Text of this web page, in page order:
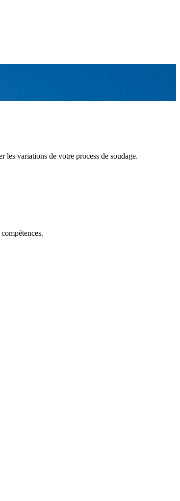
les variations de votre process de soudage.